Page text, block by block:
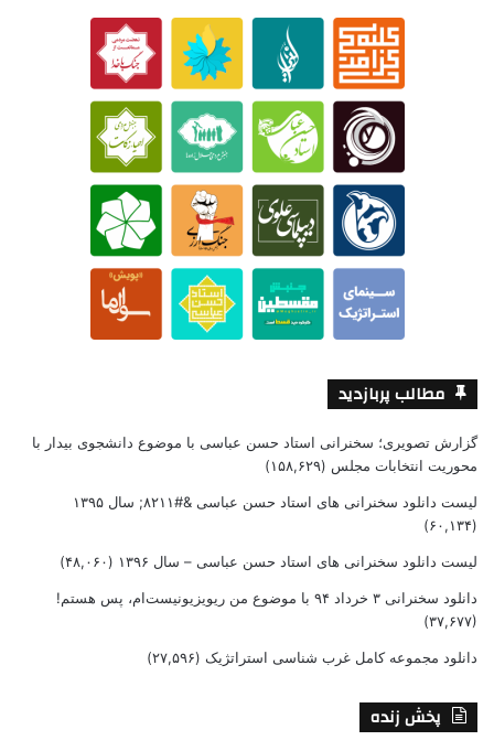
مطالب پربازدید
گزارش تصویری؛ سخنرانی استاد حسن عباسی با موضوع دانشجوی بیدار با
محوریت انتخابات مجلس (۱۵۸,۶۲۹)
لیست دانلود سخنرانی های استاد حسن عباسی &#۸۲۱۱; سال ۱۳۹۵
(۶۰,۱۳۴)
لیست دانلود سخنرانی های استاد حسن عباسی – سال ۱۳۹۶ (۴۸,۰۶۰)
دانلود سخنرانی ۳ خرداد ۹۴ با موضوع من ریویزیونیست‌ام، پس هستم!
(۳۷,۶۷۷)
دانلود مجموعه کامل غرب شناسی استراتژیک (۲۷,۵۹۶)
پخش زنده